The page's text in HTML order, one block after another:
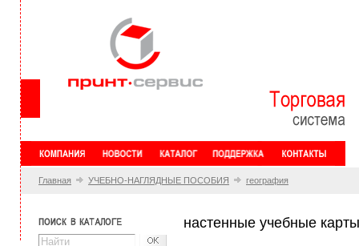
Главная УЧЕБНО-НАГЛЯДНЫЕ ПОСОБИЯ география
настенные учебные